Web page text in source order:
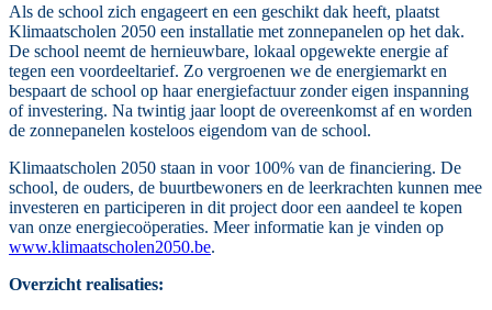
Als de school zich engageert en een geschikt dak heeft, plaatst
Klimaatscholen 2050 een installatie met zonnepanelen op het dak.
De school neemt de hernieuwbare, lokaal opgewekte energie af
tegen een voordeeltarief. Zo vergroenen we de energiemarkt en
bespaart de school op haar energiefactuur zonder eigen inspanning
of investering. Na twintig jaar loopt de overeenkomst af en worden
de zonnepanelen kosteloos eigendom van de school.
Klimaatscholen 2050 staan in voor 100% van de financiering. De
school, de ouders, de buurtbewoners en de leerkrachten kunnen mee
investeren en participeren in dit project door een aandeel te kopen
van onze energiecoöperaties. Meer informatie kan je vinden op
www.klimaatscholen2050.be.
Overzicht realisaties: